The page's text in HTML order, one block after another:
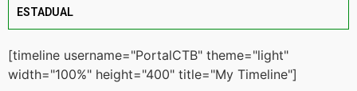
ESTADUAL
[timeline username="PortalCTB" theme="light"
width="100%" height="400" title="My Timeline"]